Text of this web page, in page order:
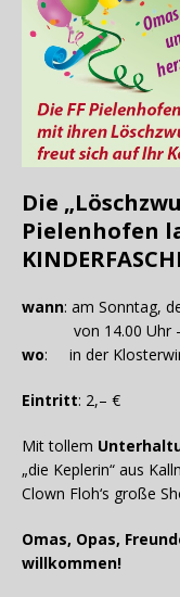
Die
Pielenhofen
wann: am Sonntag,
von 14.00 Uhr –
wo: in der
Eintritt: 2,– €
Mit tollem
„die Keplerin“ aus
Clown Floh‘s große
Omas, Opas,
willkommen!